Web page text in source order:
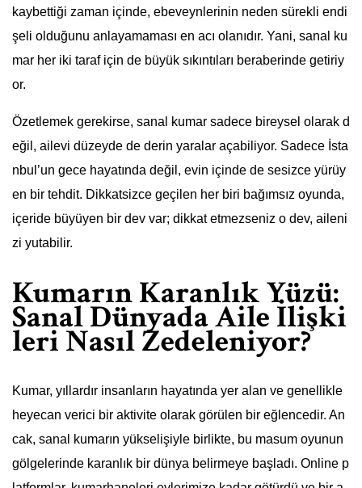
kaybettiği zaman içinde, ebeveynlerinin neden sürekli endi
şeli olduğunu anlayamaması en acı olanıdır. Yani, sanal ku
mar her iki taraf için de büyük sıkıntıları beraberinde getiriy
or.
Özetlemek gerekirse, sanal kumar sadece bireysel olarak d
eğil, ailevi düzeyde de derin yaralar açabiliyor. Sadece İsta
nbul’un gece hayatında değil, evin içinde de sesizce yürüy
en bir tehdit. Dikkatsizce geçilen her biri bağımsız oyunda,
içeride büyüyen bir dev var; dikkat etmezseniz o dev, aileni
zi yutabilir.
Kumarın Karanlık Yüzü:
Sanal Dünyada Aile İlişki
leri Nasıl Zedeleniyor?
Kumar, yıllardır insanların hayatında yer alan ve genellikle
heyecan verici bir aktivite olarak görülen bir eğlencedir. An
cak, sanal kumarın yükselişiyle birlikte, bu masum oyunun
gölgelerinde karanlık bir dünya belirmeye başladı. Online p